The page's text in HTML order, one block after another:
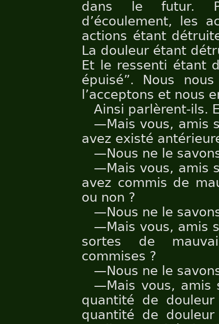
dans le futur.
d’écoulement, les
actions étant
La douleur étant
Et le ressenti étant
épuisé”. Nous
l’acceptons et nous
Ainsi parlèrent-ils.
—Mais vous, amis
avez existé
—Nous ne le
—Mais vous, amis
avez commis de
ou non ?
—Nous ne le
—Mais vous, amis
sortes de
commises ?
—Nous ne le
—Mais vous, amis
quantité de
quantité de